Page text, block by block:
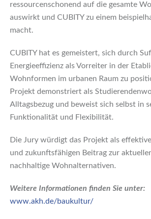
ressourcenschonend auf die gesamte
auswirkt und CUBITY zu einem
macht.
CUBITY hat es gemeistert, sich durch
Energieeffizienz als Vorreiter in der
Wohnformen im urbanen Raum zu
Projekt demonstriert als
Alltagsbezug und beweist sich selbst in
Funktionalität und Flexibilität.
Die Jury würdigt das Projekt als
und zukunftsfähigen Beitrag zur
nachhaltige Wohnalternativen.
Weitere Informationen finden Sie unter:
www.akh.de/baukultur/